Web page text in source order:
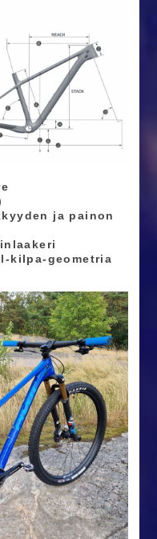
ja painon
kilpa-geometria